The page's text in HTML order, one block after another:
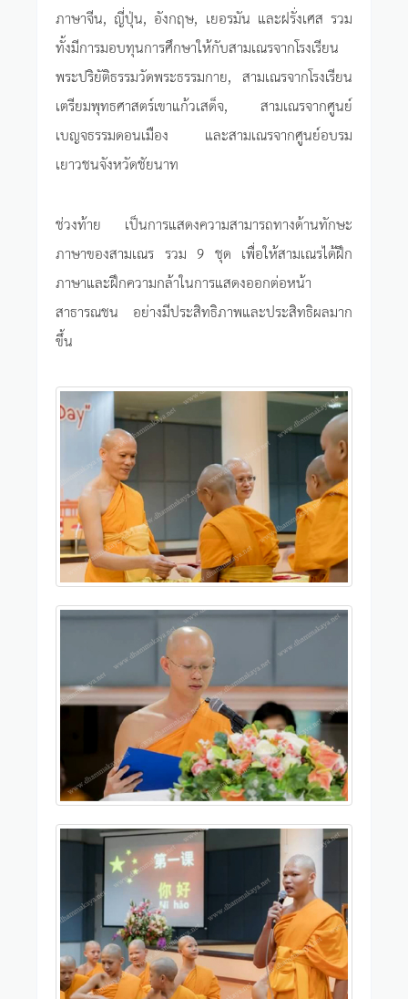
ภาษาจีน, ญี่ปุ่น, อังกฤษ, เยอรมัน และฝรั่งเศส รวม
ทั้งมีการมอบทุนการศึกษาให้กับสามเณรจากโรงเรียน
พระปริยัติธรรมวัดพระธรรมกาย, สามเณรจากโรงเรียน
เตรียมพุทธศาสตร์เขาแก้วเสด็จ, สามเณรจากศูนย์
เบญจธรรมดอนเมือง และสามเณรจากศูนย์อบรม
เยาวชนจังหวัดชัยนาท
ช่วงท้าย เป็นการแสดงความสามารถทางด้านทักษะ
ภาษาของสามเณร รวม 9 ชุด เพื่อให้สามเณรได้ฝึก
ภาษาและฝึกความกล้าในการแสดงออกต่อหน้า
สาธารณชน อย่างมีประสิทธิภาพและประสิทธิผลมาก
ขึ้น